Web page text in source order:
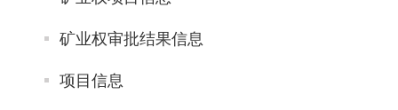
矿业权审批结果信息
项目信息